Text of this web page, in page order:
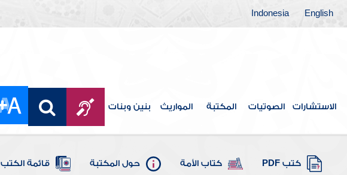
English
Indonesia
الاستشارات الصوتيات المكتبة المواريث بنين وبنات
كتب PDF كتاب الأمة حول المكتبة قائمة الكتب